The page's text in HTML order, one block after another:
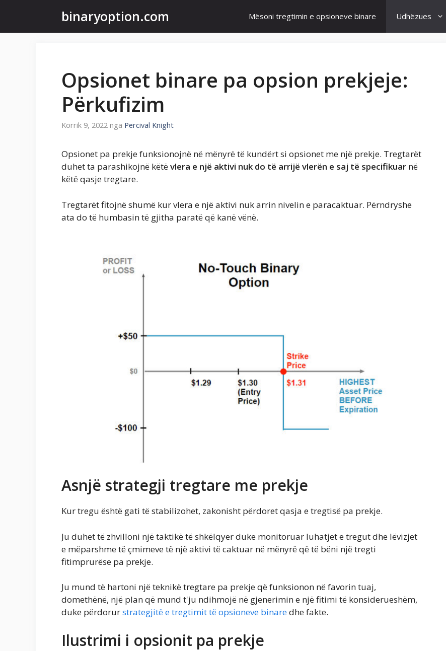
përmbajtja
binaryoption.com Mësoni tregtimin e opsioneve binare Udhëzues
Opsionet binare pa opsion prekjeje:
Përkufizim
Korrik 9, 2022 nga Percival Knight
Opsionet pa prekje funksionojnë në mënyrë të kundërt si opsionet me një prekje. Tregtarët
duhet ta parashikojnë këtëvlera e një aktivi nuk do të arrijë vlerën e saj të specifikuar në
këtë qasje tregtare.
Tregtarët fitojnë shumë kur vlera e një aktivi nuk arrin nivelin e paracaktuar. Përndryshe
ata do të humbasin të gjitha paratë që kanë vënë.
Asnjë strategji tregtare me prekje
Kur tregu është gati të stabilizohet, zakonisht përdoret qasja e tregtisë pa prekje.
Ju duhet të zhvilloni një taktikë të shkëlqyer duke monitoruar luhatjet e tregut dhe lëvizjet
e mëparshme të çmimeve të një aktivi të caktuar në mënyrë që të bëni një tregti
fitimprurëse pa prekje.
Ju mund të hartoni një teknikë tregtare pa prekje që funksionon në favorin tuaj,
domethënë, një plan që mund t'ju ndihmojë në gjenerimin e një fitimi të konsiderueshëm,
duke përdorurstrategjitë e tregtimit të opsioneve binaredhe fakte.
Ilustrimi i opsionit pa prekje